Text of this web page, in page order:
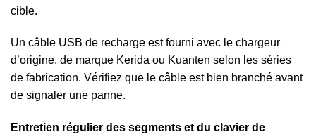
cible.
Un câble USB de recharge est fourni avec le chargeur
d’origine, de marque Kerida ou Kuanten selon les séries
de fabrication. Vérifiez que le câble est bien branché avant
de signaler une panne.
Entretien régulier des segments et du clavier de